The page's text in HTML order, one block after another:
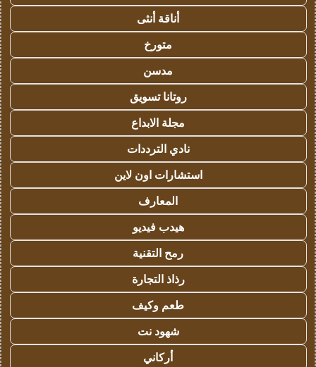
أناقة أنثى
متورخ
مدسن
روتانا تسويق
مجلة الابداع
نادي الترددات
استشارات اون لاين
المعارف
هيدب فيديو
رمح التقنية
رذاذ التجارة
طعم وكيف
شهود نت
أركاني